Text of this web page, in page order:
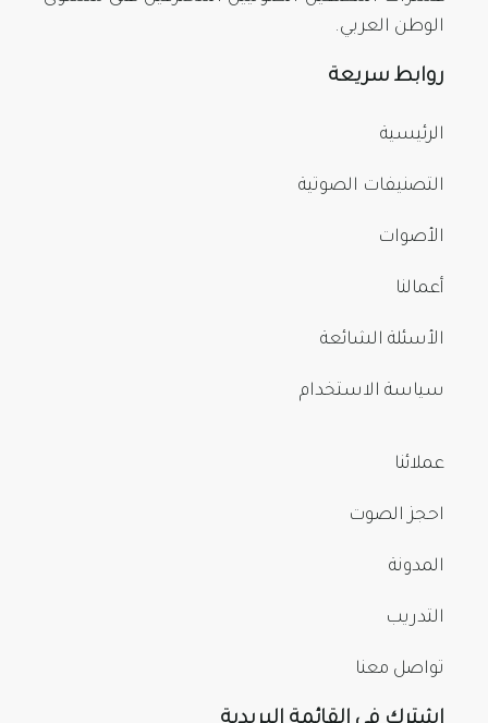
الوطن العربي.
روابط سريعة
الرئيسية
التصنيفات الصوتية
الأصوات
أعمالنا
الأسئلة الشائعة
سياسة الاستخدام
عملائنا
احجز الصوت
المدونة
التدريب
تواصل معنا